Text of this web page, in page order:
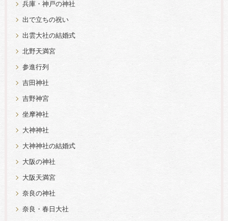
兵庫・神戸の神社
出で立ちの祝い
出雲大社の結婚式
北野天満宮
参進行列
吉田神社
吉野神宮
坐摩神社
大神神社
大神神社の結婚式
大阪の神社
大阪天満宮
奈良の神社
奈良・春日大社